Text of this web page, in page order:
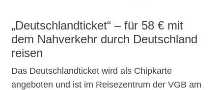
„Deutschlandticket“ – für 58 € mit
dem Nahverkehr durch Deutschland
reisen
Das Deutschlandticket wird als Chipkarte
angeboten und ist im Reisezentrum der VGB am